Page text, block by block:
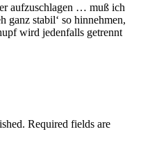
aufzuschlagen … muß ich
ganz stabil‘ so hinnehmen,
wird jedenfalls getrennt
Required fields are